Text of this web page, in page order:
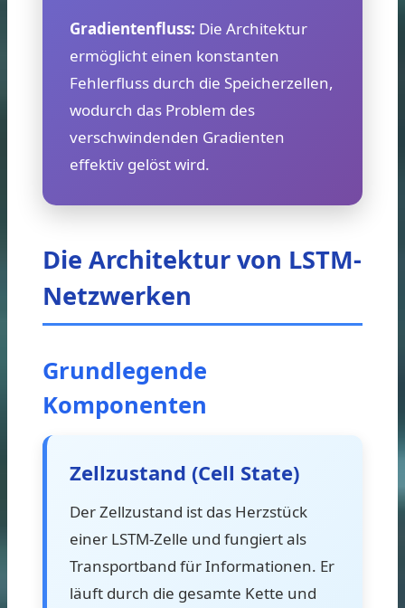
Gradientenfluss: Die Architektur
ermöglicht einen konstanten
Fehlerfluss durch die Speicherzellen,
wodurch das Problem des
verschwindenden Gradienten
effektiv gelöst wird.
Die Architektur von LSTM-
Netzwerken
Grundlegende
Komponenten
Zellzustand (Cell State)
Der Zellzustand ist das Herzstück
einer LSTM-Zelle und fungiert als
Transportband für Informationen. Er
läuft durch die gesamte Kette und